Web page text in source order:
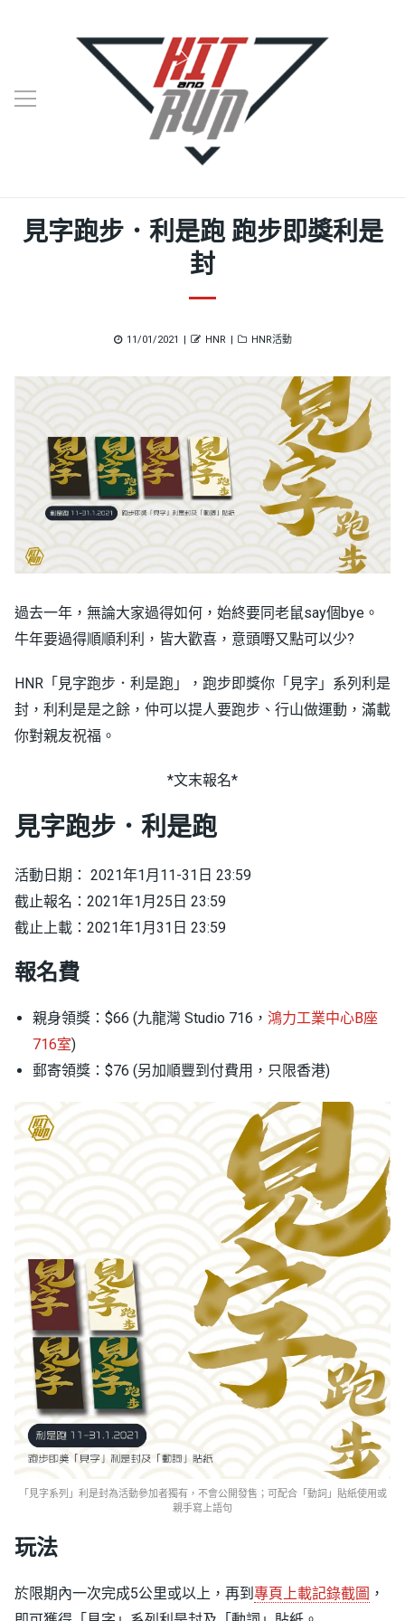
見字跑步．利是跑 跑步即獎利是
封
Posted
11/01/2021 Author
HNR Categories
HNR活動
過去一年，無論大家過得如何，始終要同老鼠say個bye。
牛年要過得順順利利，皆大歡喜，意頭嘢又點可以少?
HNR「見字跑步．利是跑」，跑步即獎你「見字」系列利是
封，利利是是之餘，仲可以提人要跑步、行山做運動，滿載
你對親友祝福。
*文末報名*
見字跑步．利是跑
活動日期： 2021年1月11-31日 23:59
截止報名：2021年1月25日 23:59
截止上載：2021年1月31日 23:59
報名費
親身領獎：$66 (九龍灣 Studio 716， 鴻力工業中心B座
716室)
郵寄領獎：$76 (另加順豐到付費用，只限香港)
「見字系列」利是封為活動參加者獨有，不會公開發售；可配合「動詞」貼紙使用或
親手寫上語句
玩法
於限期內一次完成5公里或以上，再到 專頁上載記錄截圖 ，